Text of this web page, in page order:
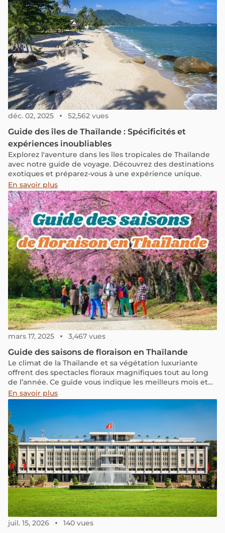
déc. 02, 2025 52,562 vues
Guide des îles de Thaïlande : Spécificités et
expériences inoubliables
Explorez l'aventure dans les îles tropicales de Thaïlande
avec notre guide de voyage. Découvrez des destinations
exotiques et préparez-vous à une expérience unique.
En savoir plus
mars 17, 2025 3,467 vues
Guide des saisons de floraison en Thaïlande
Le climat de la Thaïlande et sa végétation luxuriante
offrent des spectacles floraux magnifiques tout au long
de l’année. Ce guide vous indique les meilleurs mois et
endroits pour admirer les fleurs colorées de Thaïlande,
avec des conseils pour rendre votre visite inoubliable.
Que vous soyez un amoureux de la nature ou
simplement à la recherche de beaux paysages, la
Thaïlande a quelque chose à offrir à chacun. N’oubliez pas
d’apporter votre appareil photo pour capturer ces vues
époustouflantes!
En savoir plus
juil. 15, 2026 140 vues